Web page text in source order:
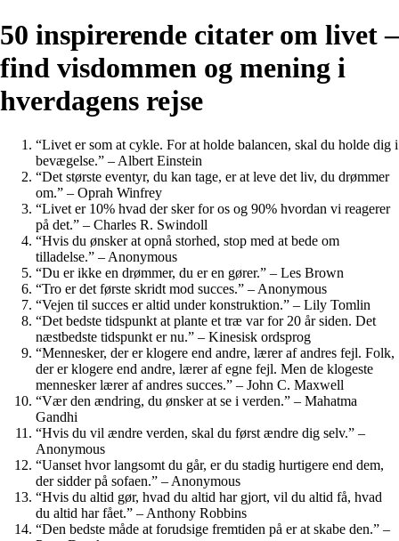
50 inspirerende citater om livet –
find visdommen og mening i
hverdagens rejse
“Livet er som at cykle. For at holde balancen, skal du holde dig i
bevægelse.” – Albert Einstein
“Det største eventyr, du kan tage, er at leve det liv, du drømmer
om.” – Oprah Winfrey
“Livet er 10% hvad der sker for os og 90% hvordan vi reagerer
på det.” – Charles R. Swindoll
“Hvis du ønsker at opnå storhed, stop med at bede om
tilladelse.” – Anonymous
“Du er ikke en drømmer, du er en gører.” – Les Brown
“Tro er det første skridt mod succes.” – Anonymous
“Vejen til succes er altid under konstruktion.” – Lily Tomlin
“Det bedste tidspunkt at plante et træ var for 20 år siden. Det
næstbedste tidspunkt er nu.” – Kinesisk ordsprog
“Mennesker, der er klogere end andre, lærer af andres fejl. Folk,
der er ​​klogere end andre, lærer af egne fejl. Men de klogeste
mennesker lærer af andres succes.” – John C. Maxwell
“Vær den ændring, du ønsker at se i verden.” – Mahatma
Gandhi
“Hvis du vil ændre verden, skal du først ændre dig selv.” –
Anonymous
“Uanset hvor langsomt du går, er du stadig hurtigere end dem,
der sidder på sofaen.” – Anonymous
“Hvis du altid gør, hvad du altid har gjort, vil du altid få, hvad
du altid har fået.” – Anthony Robbins
“Den bedste måde at forudsige fremtiden på er at skabe den.” –